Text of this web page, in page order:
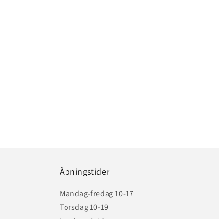
Åpningstider
Mandag-fredag 10-17
Torsdag 10-19